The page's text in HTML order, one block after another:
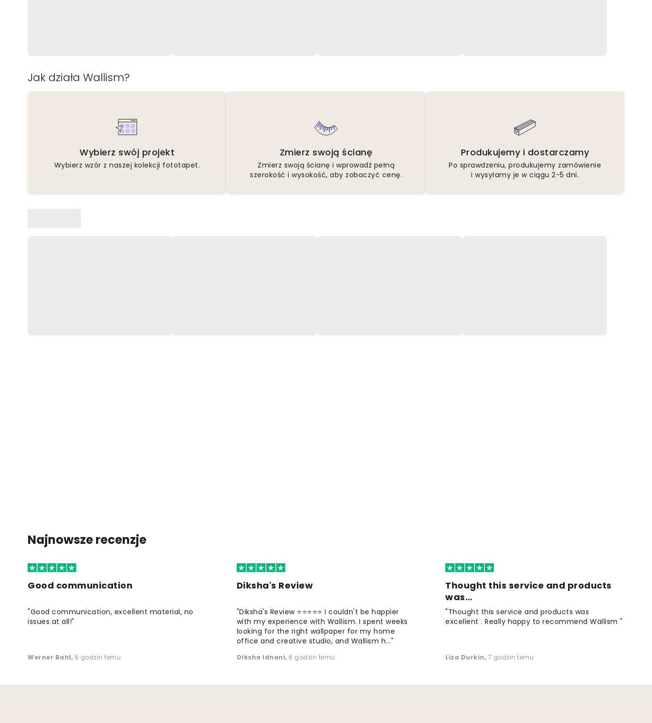
Jak działa Wallism?
Wybierz swój projekt
Wybierz wzór z naszej kolekcji fototapet.
Zmierz swoją ścianę
Zmierz swoją ścianę i wprowadź pełną
szerokość i wysokość, aby zobaczyć cenę.
Produkujemy i dostarczamy
Po sprawdzeniu, produkujemy zamówienie
i wysyłamy je w ciągu 2-5 dni.
Najnowsze recenzje
Good communication
"Good communication, excellent material, no
issues at all!"
Werner Bahl, 6 godzin temu
Diksha's Review
"Diksha's Review ⭐⭐⭐⭐⭐ I couldn't be happier
with my experience with Wallism. I spent weeks
looking for the right wallpaper for my home
office and creative studio, and Wallism h..."
Diksha Idnani, 6 godzin temu
Thought this service and products
was…
"Thought this service and products was
excellent . Really happy to recommend Wallism "
Liza Durkin, 7 godzin temu